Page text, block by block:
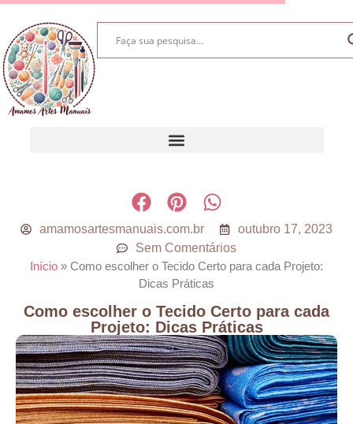
amamosartesmanuais.com.br
outubro 17, 2023
Sem Comentários
Início » Como escolher o Tecido Certo para cada Projeto:
Dicas Práticas
Como escolher o Tecido Certo para cada
Projeto: Dicas Práticas